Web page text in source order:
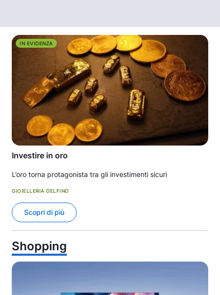
IN EVIDENZA
Investire in oro
L’oro torna protagonista tra gli investimenti sicuri
GIOIELLERIA DELFINO
Scopri di più
Shopping